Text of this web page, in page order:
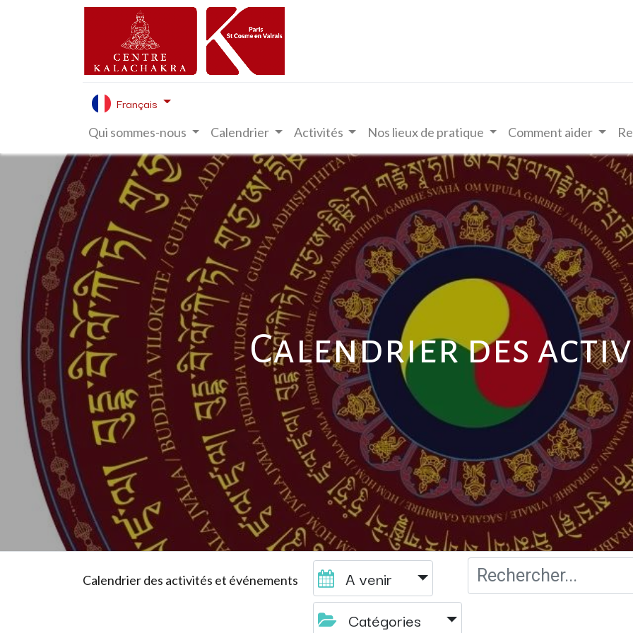
Français
Qui sommes-nous Calendrier Activités Nos lieux de pratique Comment aider
Calendrier des
Calendrier des activités et événements
A venir
Catégories